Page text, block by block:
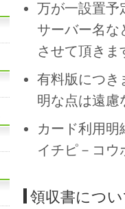
万が一設置予
サーバー名な
させて頂きま
有料版につき
明な点は遠慮
カード利用
イチピ－コウ
領収書につ